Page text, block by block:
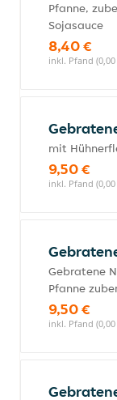
Pfanne,
Sojasauce
8,40 €
inkl. Pfand (0,00
mit
9,50 €
inkl. Pfand (0,00
Gebratene
Pfanne
9,50 €
inkl. Pfand (0,00